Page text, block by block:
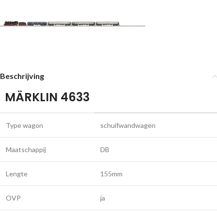
Beschrijving
MÄRKLIN 4633
Type wagon schuifwandwagen
Maatschappij DB
Lengte 155mm
OVP ja